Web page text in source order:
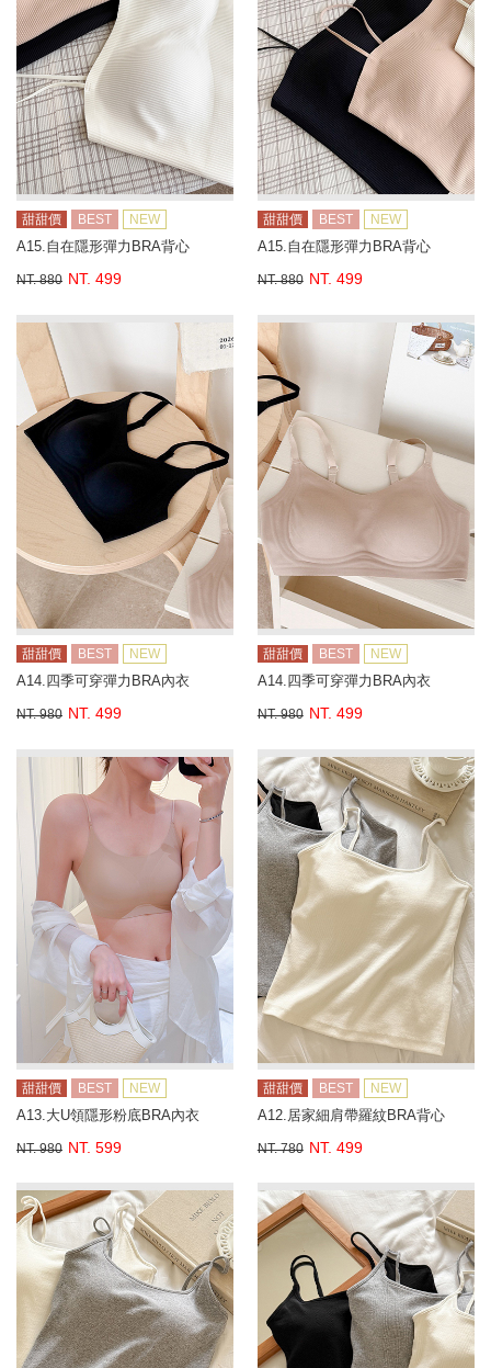
甜甜價 BEST NEW
A15.自在隱形彈力BRA背心
NT. 880 NT. 499
甜甜價 BEST NEW
A15.自在隱形彈力BRA背心
NT. 880 NT. 499
甜甜價 BEST NEW
A14.四季可穿彈力BRA內衣
NT. 980 NT. 499
甜甜價 BEST NEW
A14.四季可穿彈力BRA內衣
NT. 980 NT. 499
甜甜價 BEST NEW
A13.大U領隱形粉底BRA內衣
NT. 980 NT. 599
甜甜價 BEST NEW
A12.居家細肩帶羅紋BRA背心
NT. 780 NT. 499